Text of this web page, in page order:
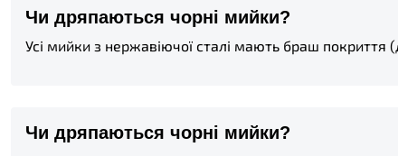
Чи дряпаються чорні мийки?
Усі мийки з нержавіючої сталі мають браш
Чи дряпаються чорні мийки?